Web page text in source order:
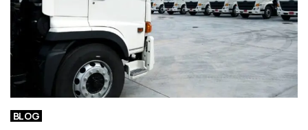
BLOG